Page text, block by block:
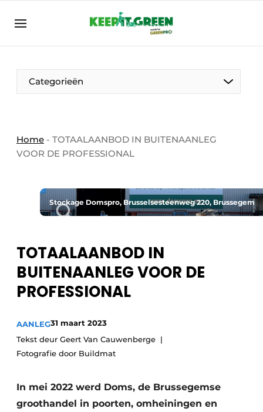
NL ENG FR
Categorieën
Home - TOTAALAANBOD IN BUITENAANLEG
VOOR DE PROFESSIONAL
Stockage Domspro, Brusselsesteenweg 220, Brussegem
TOTAALAANBOD IN
BUITENAANLEG VOOR DE
PROFESSIONAL
AANLEG31 maart 2023
Tekst deur Geert Van Cauwenberge
Fotografie door Buildmat
In mei 2022 werd Doms, de Brussegemse
groothandel in poorten, omheiningen en